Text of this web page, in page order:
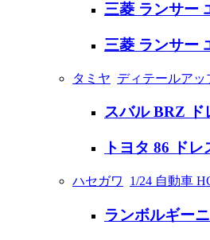
三菱 ランサー
三菱 ランサー
タミヤ ディテールアッ
スバル BRZ ド
トヨタ 86 ド
ハセガワ 1/24 自動車
ランボルギー